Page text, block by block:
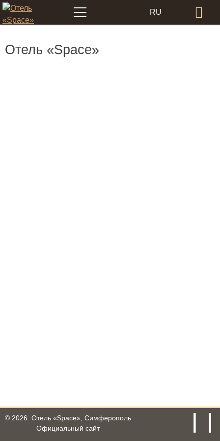
Меню RU
Отель «Space»
© 2026. Отель «Space», Симферополь
Официальный сайт